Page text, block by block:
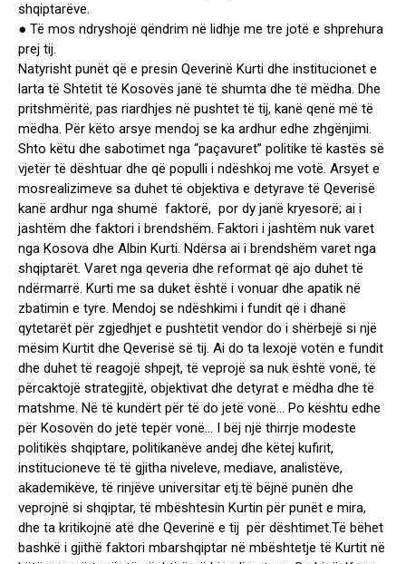
shqiptarëve.
● Të mos ndryshojë qëndrim në lidhje me tre jotë e shprehura
prej tij.
Natyrisht punët që e presin Qeverinë Kurti dhe institucionet e
larta të Shtetit të Kosovës janë të shumta dhe të mëdha. Dhe
pritshmëritë, pas riardhjes në pushtet të tij, kanë qenë më të
mëdha. Për këto arsye mendoj se ka ardhur edhe zhgënjimi.
Shto këtu dhe sabotimet nga “paçavuret” politike të kastës së
vjetër të dështuar dhe që populli i ndëshkoj me votë. Arsyet e
mosrealizimeve sa duhet të objektiva e detyrave të Qeverisë
kanë ardhur nga shumë faktorë, por dy janë kryesorë; ai i
jashtëm dhe faktori i brendshëm. Faktori i jashtëm nuk varet
nga Kosova dhe Albin Kurti. Ndërsa ai i brendshëm varet nga
shqiptarët. Varet nga qeveria dhe reformat që ajo duhet të
ndërmarrë. Kurti me sa duket është i vonuar dhe apatik në
zbatimin e tyre. Mendoj se ndëshkimi i fundit që i dhanë
qytetarët për zgjedhjet e pushtetit vendor do i shërbejë si një
mësim Kurtit dhe Qeverisë së tij. Ai do ta lexojë votën e fundit
dhe duhet të reagojë shpejt, të veprojë sa nuk është vonë, të
përcaktojë strategjitë, objektivat dhe detyrat e mëdha dhe të
matshme. Në të kundërt për të do jetë vonë… Po kështu edhe
për Kosovën do jetë tepër vonë… I bëj një thirrje modeste
politikës shqiptare, politikanëve andej dhe këtej kufirit,
institucioneve të të gjitha niveleve, mediave, analistëve,
akademikëve, të rinjëve universitar etj.të bëjnë punën dhe
veprojnë si shqiptar, të mbështesin Kurtin për punët e mira,
dhe ta kritikojnë atë dhe Qeverinë e tij për dështimet.Të bëhet
bashkë i gjithë faktori mbarshqiptar në mbështetje të Kurtit në